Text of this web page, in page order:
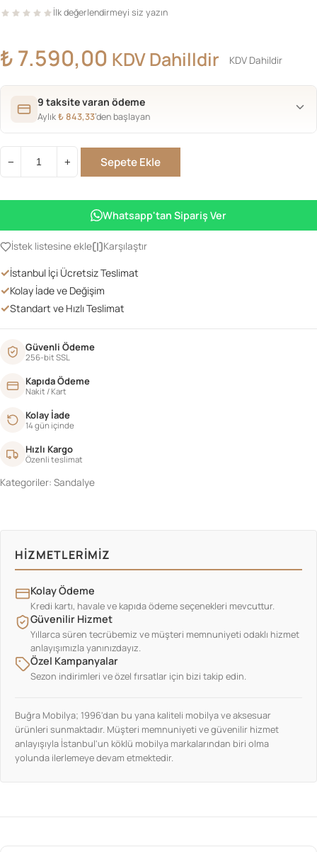
İlk değerlendirmeyi siz yazın
₺7.590,00 KDV Dahilldir KDV Dahildir
9 taksite varan ödeme
Aylık₺843,33’den başlayan
−
Naturel
+ Sepete Ekle
Whatsapp'tan Sipariş Ver
İstek listesine ekle Karşılaştır
✓İstanbul İçi Ücretsiz Teslimat
✓Kolay İade ve Değişim
✓Standart ve Hızlı Teslimat
Güvenli Ödeme
256-bit SSL
Kapıda Ödeme
Nakit / Kart
Kolay İade
14 gün içinde
Hızlı Kargo
Özenli teslimat
Kategoriler: Sandalye
HIZMETLERIMIZ
Kolay Ödeme
Kredi kartı, havale ve kapıda ödeme seçenekleri mevcuttur.
Güvenilir Hizmet
Yıllarca süren tecrübemiz ve müşteri memnuniyeti odaklı hizmet
anlayışımızla yanınızdayız.
Özel Kampanyalar
Sezon indirimleri ve özel fırsatlar için bizi takip edin.
Buğra Mobilya; 1996'dan bu yana kaliteli mobilya ve aksesuar
ürünleri sunmaktadır. Müşteri memnuniyeti ve güvenilir hizmet
anlayışıyla İstanbul'un köklü mobilya markalarından biri olma
yolunda ilerlemeye devam etmektedir.